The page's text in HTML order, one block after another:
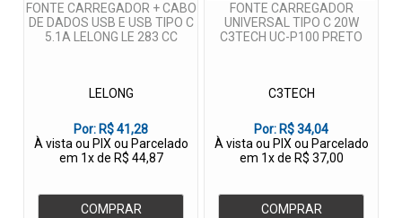
FONTE CARREGADOR + CABO
DE DADOS USB E USB TIPO C
5.1A LELONG LE 283 CC
LELONG
Por: R$ 41,28
À vista ou PIX ou Parcelado
em 1x de R$ 44,87
COMPRAR
FONTE CARREGADOR
UNIVERSAL TIPO C 20W
C3TECH UC-P100 PRETO
C3TECH
Por: R$ 34,04
À vista ou PIX ou Parcelado
em 1x de R$ 37,00
COMPRAR